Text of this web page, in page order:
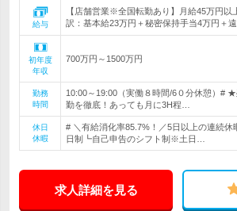
給与
【店舗営業※全国転勤あり】月給45万円以
訳：基本給23万円＋秘密保持手当4万円＋
初年度
年収
700万円～1500万円
勤務
時間
10:00～19:00（実働８時間/6０分休憩）#
勤を徹底！あっても月に3H程…
休日
休暇
# ＼有給消化率85.7%！／5日以上の連続休
日制┗自己申告のシフト制※土日…
求人詳細を見る